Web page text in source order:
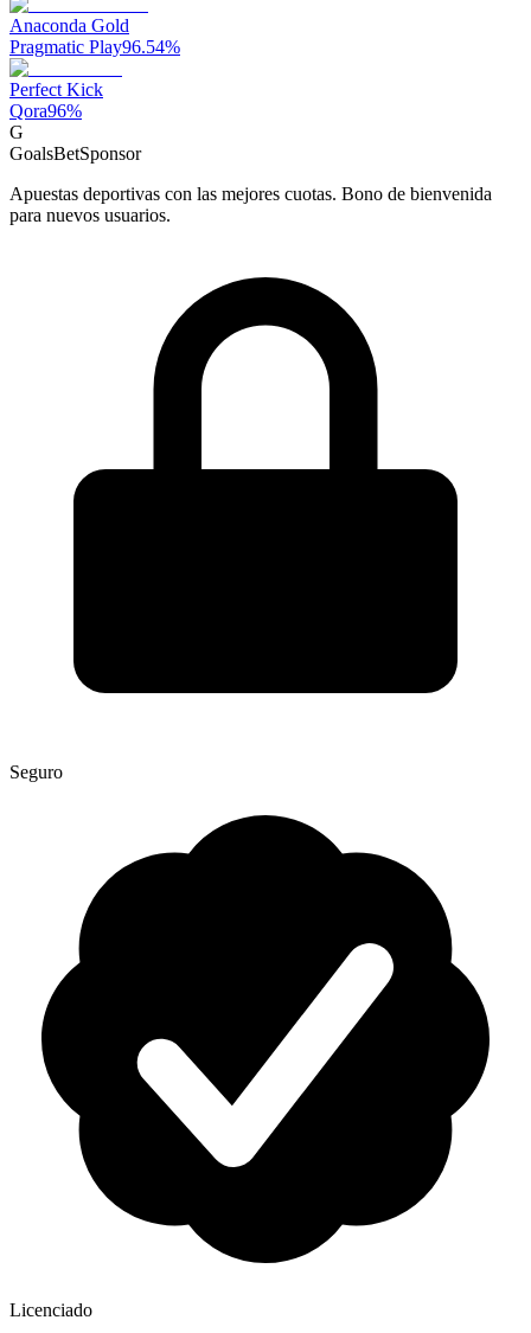
Anaconda Gold
Pragmatic Play96.54%
Perfect Kick
Qora96%
G
GoalsBetSponsor
Apuestas deportivas con las mejores cuotas. Bono de bienvenida
para nuevos usuarios.
Seguro
Licenciado